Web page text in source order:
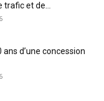
trafic et de...
ans d’une concession